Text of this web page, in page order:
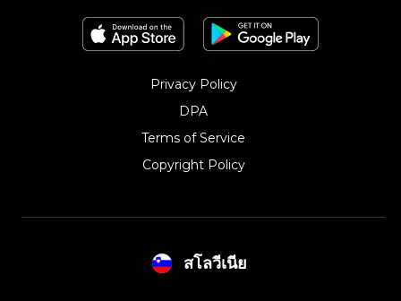
Privacy Policy
DPA
Terms of Service
Copyright Policy‎
สโลวีเนีย